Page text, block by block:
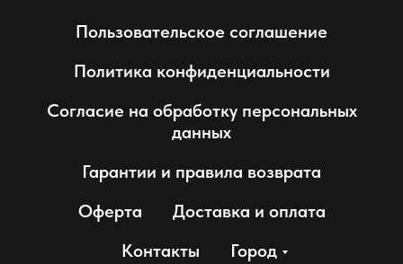
Пользовательское соглашение
Политика конфиденциальности
Согласие на обработку персональных
данных
Гарантии и правила возврата
Оферта
Доставка и оплата
Контакты
Город